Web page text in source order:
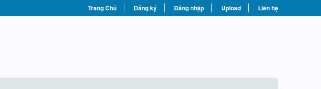
Trang Chủ Đăng ký Đăng nhập Upload Liên hệ